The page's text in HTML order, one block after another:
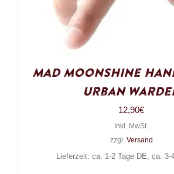
Mad Moonshine
Urban
12,90€
Inkl. MwSt.
zzgl. Versand
Lieferzeit: ca. 1-2 Tage DE, ca. 3-